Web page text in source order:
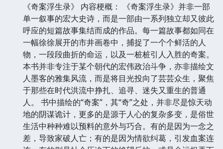
《奇案浮生录》 内容梗概： 《奇案浮生录》并非一部
单一叙事的宏大史诗，而是一部由一系列独立却又彼此
呼应的短篇故事集结而成的作品。每一篇故事都如同在
一幅徐徐展开的市井画卷中，捕捉了一个个鲜活的人
物，一段段曲折的命运，以及一桩桩引人入胜的奇案。
本书并非专注于某个朝代的宏伟政治斗争，亦非描绘文
人墨客的雅集风流，而是将目光投向了芸芸众生，聚焦
于那些在时代洪流中挣扎、追寻、迷失又重生的普通
人。 书中描绘的“奇案”，其“奇”之处，并非尽是惊天动
地的阴谋诡计，更多的是源于人心的复杂多变，是俗世
生活中种种难以预料的意外与巧合。有的是因为一念之
差，导致家破人亡；有的是因为情欲纠葛，引发血案连